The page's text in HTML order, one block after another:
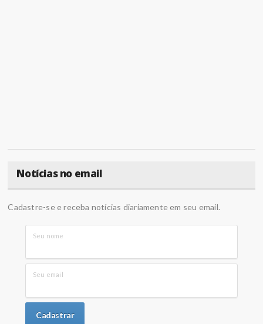
Notícias no email
Cadastre-se e receba notícias diariamente em seu email.
Seu nome
Seu email